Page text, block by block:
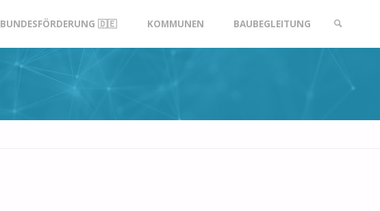
BUNDESFÖRDERUNG 🇩🇪 KOMMUNEN BAUBEGLEITUNG